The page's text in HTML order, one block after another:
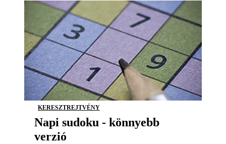
KERESZTREJTVÉNY
Napi sudoku - könnyebb
verzió